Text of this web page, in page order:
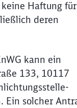
Haftung für
deren
kann ein
133, 10117
Ein solcher